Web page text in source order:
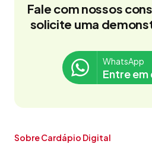
Fale com nossos
solicite uma
WhatsApp
Entre
Sobre Cardápio Digital